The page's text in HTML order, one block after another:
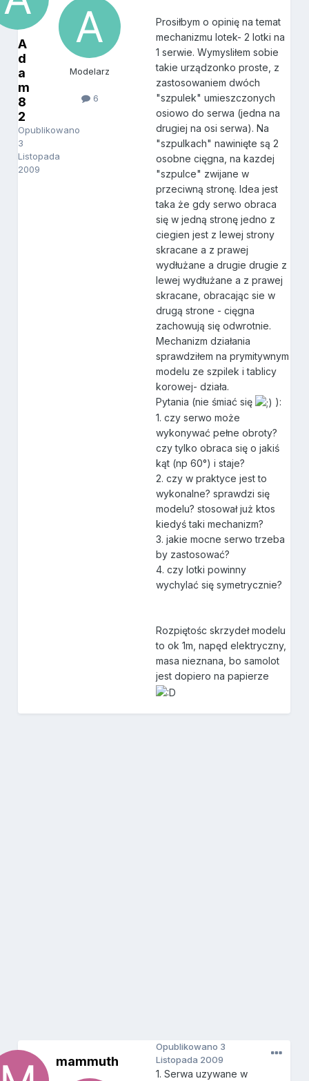
A
d
a
m
8
2
Opublikowano
3
Listopada
2009
Modelarz
6
Prosiłbym o opinię na temat
mechanizmu lotek- 2 lotki na
1 serwie. Wymysliłem sobie
takie urządzonko proste, z
zastosowaniem dwóch
"szpulek" umieszczonych
osiowo do serwa (jedna na
drugiej na osi serwa). Na
"szpulkach" nawinięte są 2
osobne cięgna, na kazdej
"szpulce" zwijane w
przeciwną stronę. Idea jest
taka że gdy serwo obraca
się w jedną stronę jedno z
ciegien jest z lewej strony
skracane a z prawej
wydłużane a drugie drugie z
lewej wydłużane a z prawej
skracane, obracając sie w
drugą strone - cięgna
zachowują się odwrotnie.
Mechanizm działania
sprawdziłem na prymitywnym
modelu ze szpilek i tablicy
korowej- działa.
Pytania (nie śmiać się
):
1. czy serwo może
wykonywać pełne obroty?
czy tylko obraca się o jakiś
kąt (np 60°) i staje?
2. czy w praktyce jest to
wykonalne? sprawdzi się
modelu? stosował już ktos
kiedyś taki mechanizm?
3. jakie mocne serwo trzeba
by zastosować?
4. czy lotki powinny
wychylać się symetrycznie?
Rozpiętośc skrzydeł modelu
to ok 1m, napęd elektryczny,
masa nieznana, bo samolot
jest dopiero na papierze
mammuth
Opublikowano 3
Listopada 2009
1. Serwa uzywane w